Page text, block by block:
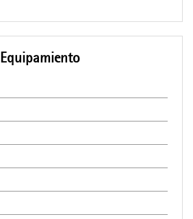
Equipamiento